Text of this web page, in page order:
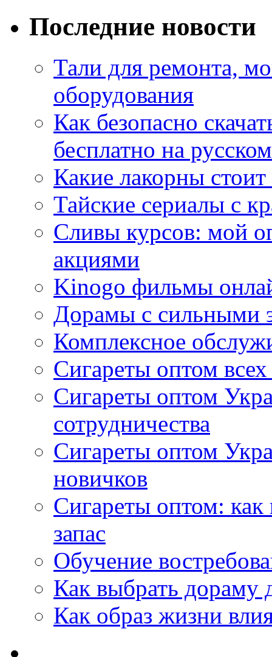
Последние новости
Тали для ремонта,
оборудования
Как безопасно
бесплатно на
Какие лакорны
Тайские сериалы с
Сливы курсов: мой
акциями
Kinogo фильмы
Дорамы с сильными
Комплексное
Сигареты оптом
Сигареты оптом
сотрудничества
Сигареты оптом
новичков
Сигареты оптом:
запас
Обучение
Как выбрать дораму
Как образ жизни